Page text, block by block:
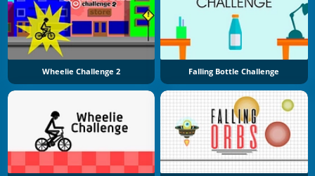
Wheelie Challenge 2 Falling Bottle Challenge